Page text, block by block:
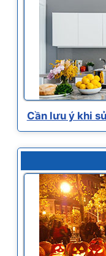
Cần lưu ý khi